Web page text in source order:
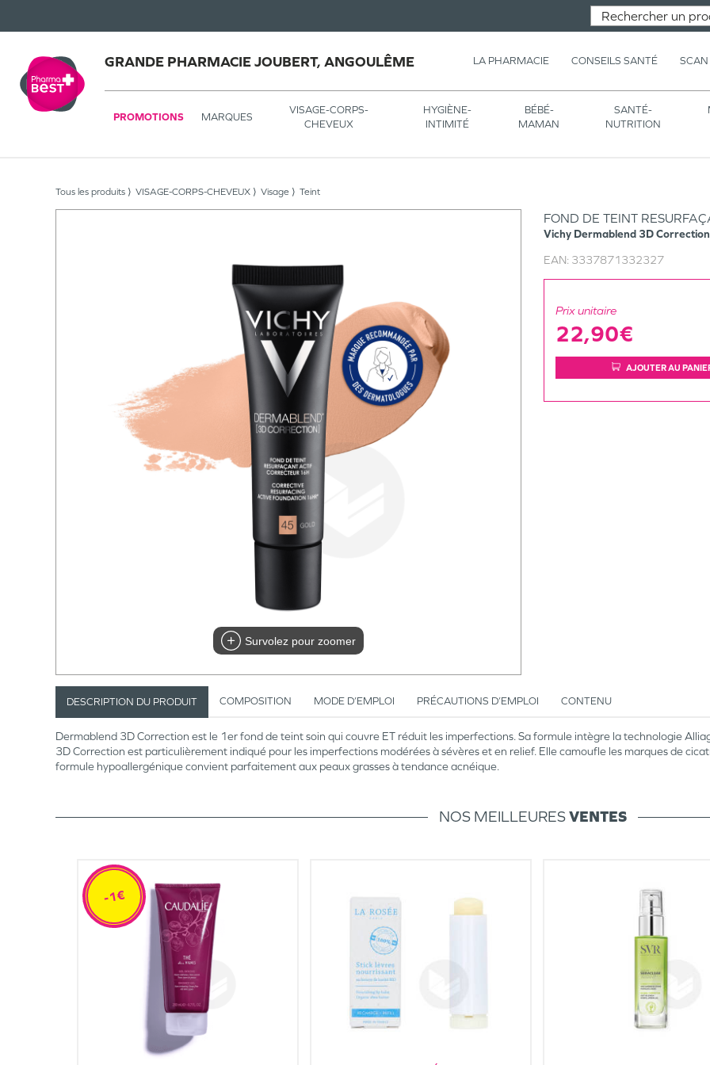
GRANDE PHARMACIE JOUBERT, ANGOULÊME LA PHARMACIE CONSEILS SANTÉ SCAN
PROMOTIONS MARQUES
VISAGE-CORPS-
CHEVEUX
HYGIÈNE-
INTIMITÉ
BÉBÉ-
MAMAN
SANTÉ-
NUTRITION
Tous les produits VISAGE-CORPS-CHEVEUX Visage Teint
Survolez pour zoomer
FOND DE TEINT
Vichy Dermablend 3D Correction
EAN: 3337871332327
Prix unitaire
22,90€
AJOUTER AU
DESCRIPTION DU PRODUIT COMPOSITION MODE D’EMPLOI PRÉCAUTIONS D’EMPLOI CONTENU
Dermablend 3D Correction est le 1er fond de teint soin qui couvre ET réduit les imperfections. Sa formule intègre la technologie
3D Correction est particulièrement indiqué pour les imperfections modérées à sévères et en relief. Elle camoufle les marques de
formule hypoallergénique convient parfaitement aux peaux grasses à tendance acnéique.
NOS MEILLEURESVENTES
-1€